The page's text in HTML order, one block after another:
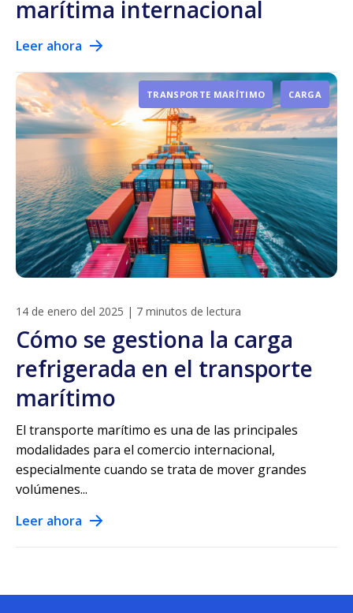
marítima internacional
Leer ahora
TRANSPORTE MARÍTIMO CARGA
14 de enero del 2025 | 7 minutos de lectura
Cómo se gestiona la carga
refrigerada en el transporte
marítimo
El transporte marítimo es una de las principales
modalidades para el comercio internacional,
especialmente cuando se trata de mover grandes
volúmenes...
Leer ahora